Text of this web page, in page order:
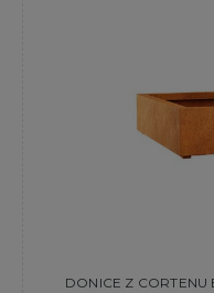
DONICE Z CORTENU